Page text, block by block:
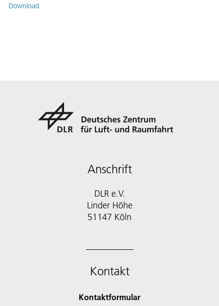
Download
Anschrift
DLR e.V.
Linder Höhe
51147 Köln
Kontakt
Kontaktformular